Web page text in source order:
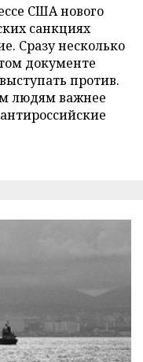
США нового
санкциях
Сразу несколько
документе
против.
людям важнее